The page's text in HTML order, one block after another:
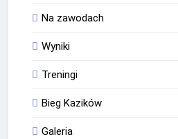
Na zawodach
Wyniki
Treningi
Bieg Kazików
Galeria